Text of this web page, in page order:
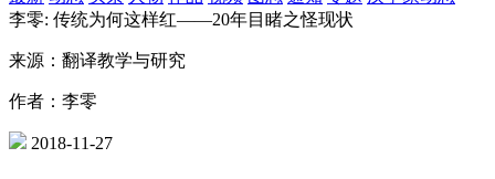
李零: 传统为何这样红——20年目睹之怪现状
来源：翻译教学与研究
作者：李零
2018-11-27